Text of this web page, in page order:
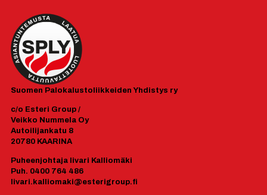
Suomen Palokalustoliikkeiden Yhdistys ry
c/o Esteri Group /
Veikko Nummela Oy
Autoilijankatu 8
20780 KAARINA
Puheenjohtaja Iivari Kalliomäki
Puh. 0400 764 486
Iivari.kalliomaki@esterigroup.fi